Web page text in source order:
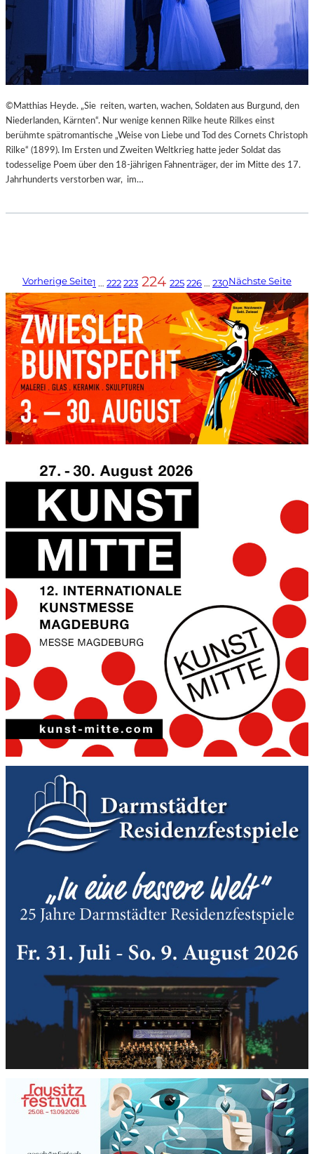
©Matthias Heyde. „Sie reiten, warten, wachen, Soldaten aus Burgund, den
Niederlanden, Kärnten“. Nur wenige kennen Rilke heute Rilkes einst
berühmte spätromantische „Weise von Liebe und Tod des Cornets Christoph
Rilke“ (1899). Im Ersten und Zweiten Weltkrieg hatte jeder Soldat das
todesselige Poem über den 18-jährigen Fahnenträger, der im Mitte des 17.
Jahrhunderts verstorben war, im…
Vorherige Seite1 … 222223 224 225226 … 230Nächste Seite